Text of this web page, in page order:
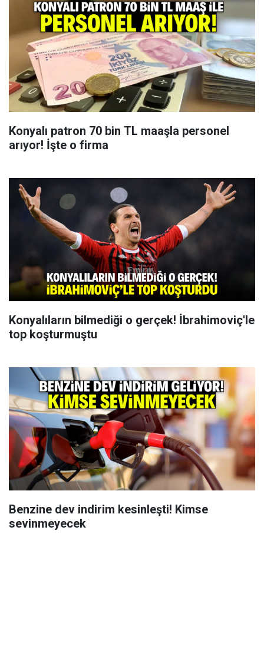
Konyalı patron 70 bin TL maaşla personel
arıyor! İşte o firma
Konyalıların bilmediği o gerçek! İbrahimoviç'le
top koşturmuştu
Benzine dev indirim kesinleşti! Kimse
sevinmeyecek